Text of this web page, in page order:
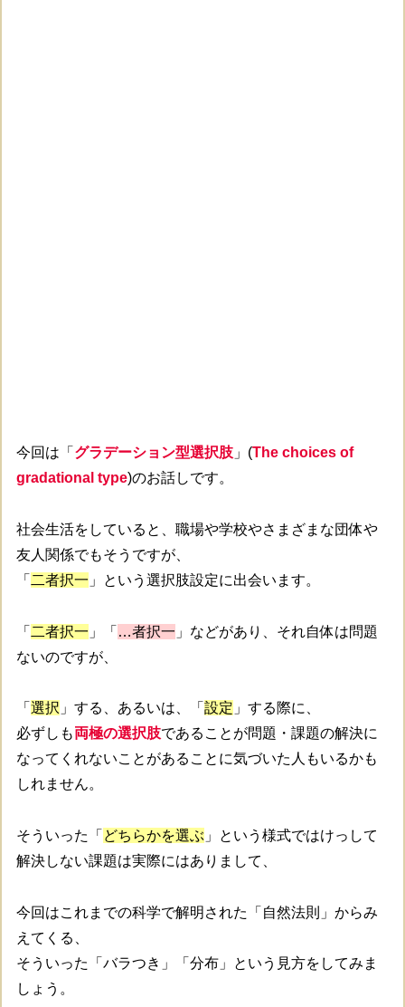
今回は「 グラデーション型選択肢 」(The choices of
gradational type)のお話しです。
社会生活をしていると、職場や学校やさまざまな団体や
友人関係でもそうですが、
「 二者択一 」という選択肢設定に出会います。
「 二者択一 」「 …者択一 」などがあり、それ自体は問題
ないのですが、
「選択 」する、あるいは、「設定 」する際に、
必ずしも両極の選択肢であることが問題・課題の解決に
なってくれないことがあることに気づいた人もいるかも
しれません。
そういった「 どちらかを選ぶ 」という様式ではけっして
解決しない課題は実際にはありまして、
今回はこれまでの科学で解明された「自然法則」からみ
えてくる、
そういった「バラつき」「分布」という見方をしてみま
しょう。